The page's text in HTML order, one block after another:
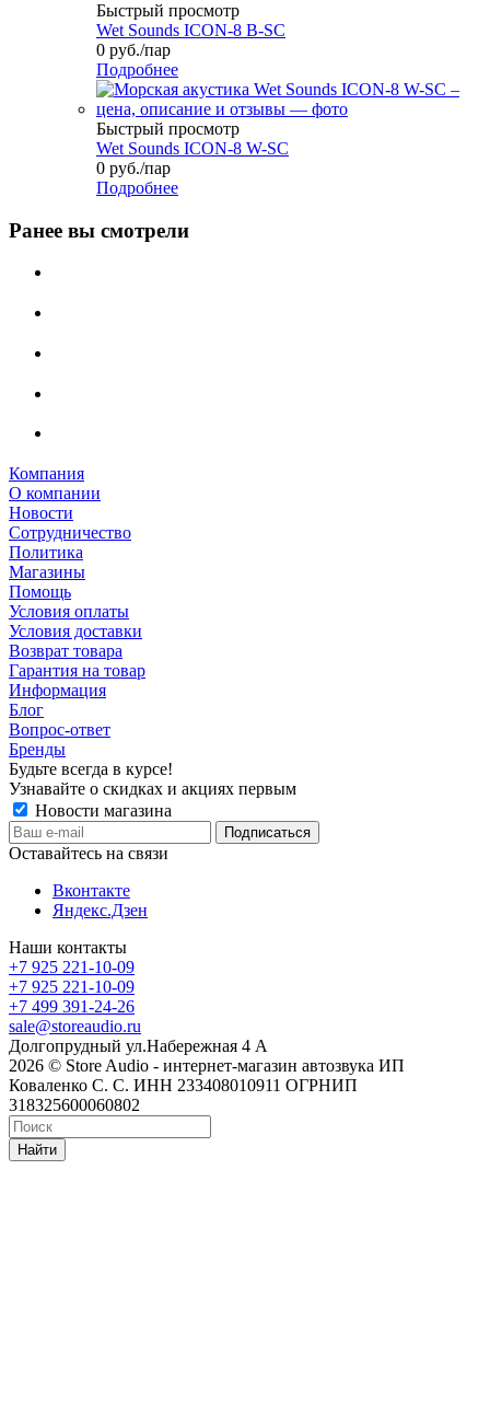
Быстрый просмотр
Wet Sounds ICON-8 B-SC
0 руб./пар
Подробнее
Быстрый просмотр
Wet Sounds ICON-8 W-SC
0 руб./пар
Подробнее
Ранее вы смотрели
Компания
О компании
Новости
Сотрудничество
Политика
Магазины
Помощь
Условия оплаты
Условия доставки
Возврат товара
Гарантия на товар
Информация
Блог
Вопрос-ответ
Бренды
Будьте всегда в курсе!
Узнавайте о скидках и акциях первым
Новости магазина
Оставайтесь на связи
Вконтакте
Яндекс.Дзен
Наши контакты
+7 925 221-10-09
+7 925 221-10-09
+7 499 391-24-26
sale@storeaudio.ru
Долгопрудный ул.Набережная 4 А
2026 © Store Audio - интернет-магазин автозвука ИП
Коваленко С. С. ИНН 233408010911 ОГРНИП
318325600060802
Найти